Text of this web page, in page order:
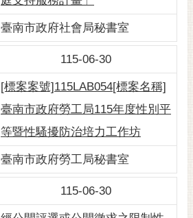
臺南市政府社會局秘書室
115-06-30
[標案案號]115LAB054[標案名稱]
臺南市政府勞工局115年度性別平
等暨性騷擾防治培力工作坊
臺南市政府勞工局秘書室
115-06-30